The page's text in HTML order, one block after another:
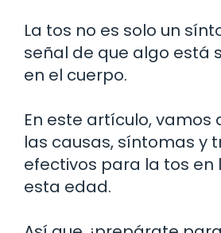
La tos no es solo un
señal de que algo está
en el cuerpo.
En este artículo, vamos
las causas, síntomas y
efectivos para la tos en
esta edad.